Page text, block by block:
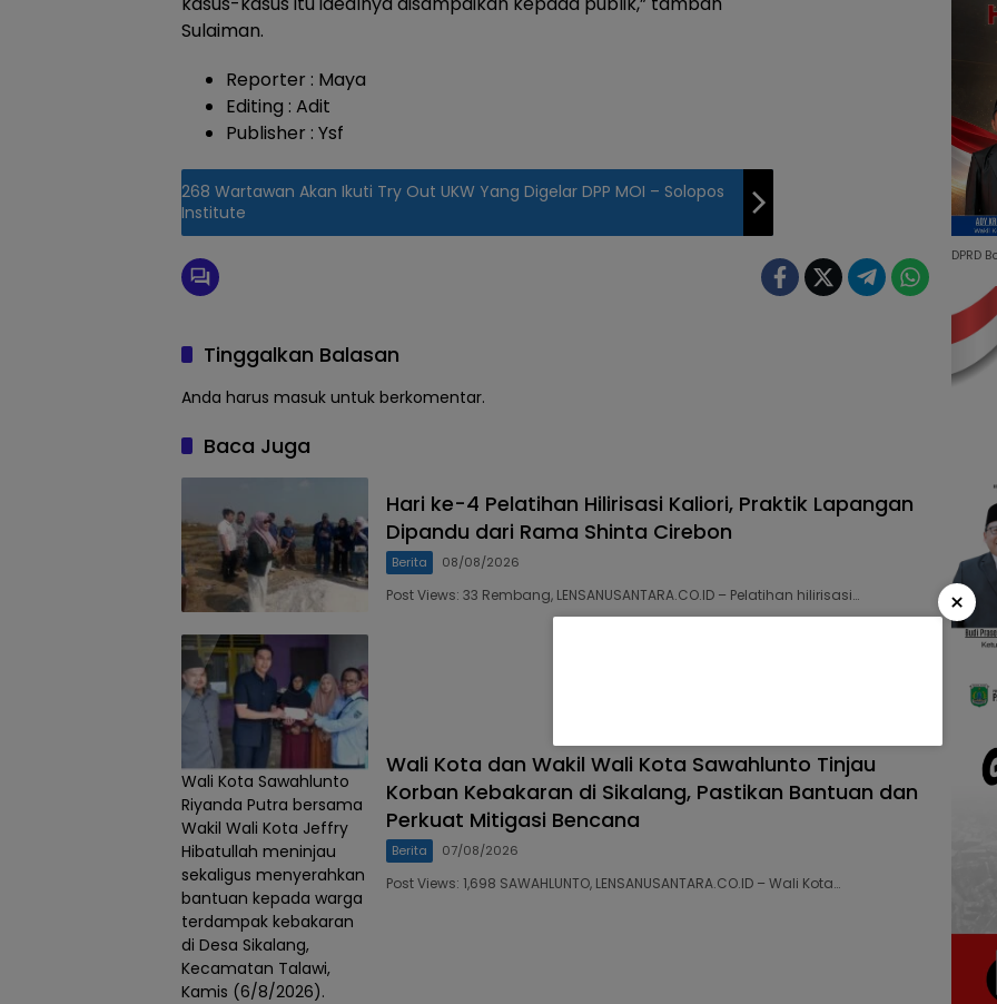
Sulaiman.
Reporter : Maya
Editing : Adit
Publisher : Ysf
268 Wartawan Akan Ikuti Try Out UKW Yang Digelar DPP MOI – Solopos
Institute
Tinggalkan Balasan
Anda harus masuk untuk berkomentar.
Baca Juga
Hari ke-4 Pelatihan Hilirisasi Kaliori, Praktik Lapangan
Dipandu dari Rama Shinta Cirebon
Berita 08/08/2026
Post Views: 33 Rembang, LENSANUSANTARA.CO.ID – Pelatihan hilirisasi…
Wali Kota Sawahlunto
Riyanda Putra bersama
Wakil Wali Kota Jeffry
Hibatullah meninjau
sekaligus menyerahkan
bantuan kepada warga
terdampak kebakaran
di Desa Sikalang,
Kecamatan Talawi,
Kamis (6/8/2026).
Wali Kota dan Wakil Wali Kota Sawahlunto Tinjau
Korban Kebakaran di Sikalang, Pastikan Bantuan dan
Perkuat Mitigasi Bencana
Berita 07/08/2026
Post Views: 1,698 SAWAHLUNTO, LENSANUSANTARA.CO.ID – Wali Kota…
DPRD
×